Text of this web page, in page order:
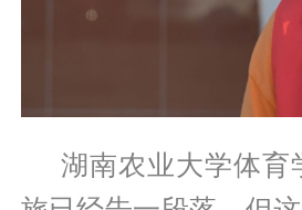
湖南农业大学体育